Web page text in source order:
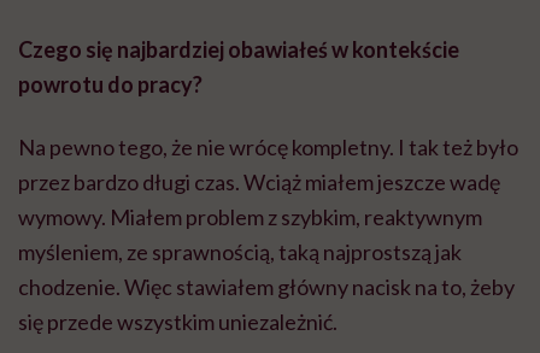
Czego się najbardziej obawiałeś w kontekście
powrotu do pracy?
Na pewno tego, że nie wrócę kompletny. I tak też było
przez bardzo długi czas. Wciąż miałem jeszcze wadę
wymowy. Miałem problem z szybkim, reaktywnym
myśleniem, ze sprawnością, taką najprostszą jak
chodzenie. Więc stawiałem główny nacisk na to, żeby
się przede wszystkim uniezależnić.